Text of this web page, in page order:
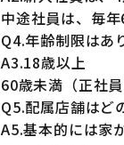
中途社員は、毎年
Q4.年齢制限はあ
A3.18歳以上
60歳未満（正社員
Q5.配属店舗はど
A5.基本的には家